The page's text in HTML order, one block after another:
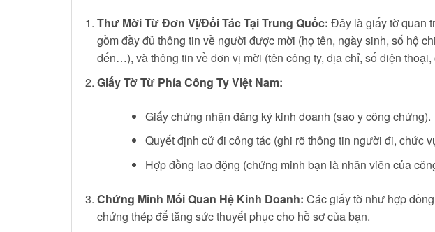
Thư Mời Từ Đơn Vị/Đối Tác Tại Trung Quốc: Đây là giấy tờ quan
gồm đầy đủ thông tin về người được mời (họ tên, ngày sinh, số hộ
đến…), và thông tin về đơn vị mời (tên công ty, địa chỉ, số điện
Giấy Tờ Từ Phía Công Ty Việt Nam:
Giấy chứng nhận đăng ký kinh doanh (sao y công chứng).
Quyết định cử đi công tác (ghi rõ thông tin người đi, chức
Hợp đồng lao động (chứng minh bạn là nhân viên của
Chứng Minh Mối Quan Hệ Kinh Doanh: Các giấy tờ như hợp
chứng thép để tăng sức thuyết phục cho hồ sơ của bạn.